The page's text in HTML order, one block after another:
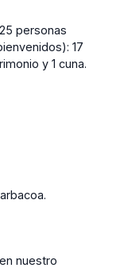
personas
17
y 1 cuna.
nuestro